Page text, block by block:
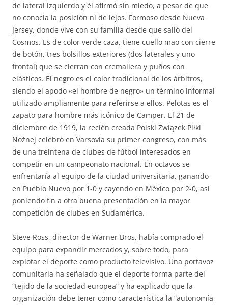
de lateral izquierdo y él afirmó sin miedo, a pesar de que
no conocía la posición ni de lejos. Formoso desde Nueva
Jersey, donde vive con su familia desde que salió del
Cosmos. Es de color verde caza, tiene cuello mao con cierre
de botón, tres bolsillos exteriores (dos laterales y uno
frontal) que se cierran con cremallera y puños con
elásticos. El negro es el color tradicional de los árbitros,
siendo el apodo «el hombre de negro» un término informal
utilizado ampliamente para referirse a ellos. Pelotas es el
zapato para hombre más icónico de Camper. El 21 de
diciembre de 1919, la recién creada Polski Związek Piłki
Nożnej celebró en Varsovia su primer congreso, con más
de una treintena de clubes de fútbol interesados en
competir en un campeonato nacional. En octavos se
enfrentaría al equipo de la ciudad universitaria, ganando
en Pueblo Nuevo por 1-0 y cayendo en México por 2-0, así
poniendo fin a otra buena presentación en la mayor
competición de clubes en Sudamérica.
Steve Ross, director de Warner Bros, había comprado el
equipo para expandir mercados y, sobre todo, para
explotar el deporte como producto televisivo. Una portavoz
comunitaria ha señalado que el deporte forma parte del
“tejido de la sociedad europea” y ha explicado que la
organización debe tener como característica la “autonomía,